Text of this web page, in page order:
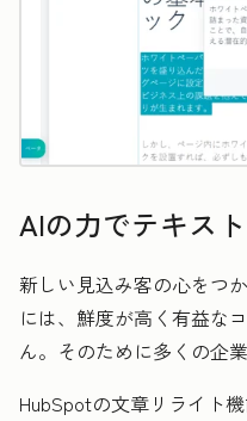
AIの力でテキス
新しい見込み客の心をつ
には、鮮度が高く有益な
ん。そのために多くの企
HubSpotの文章リライト